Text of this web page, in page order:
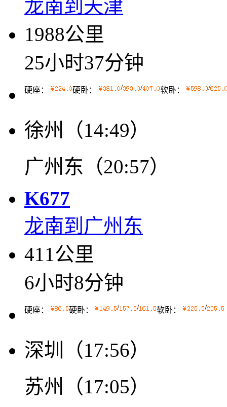
龙南到天津
1988公里
25小时37分钟
硬座： 硬卧： / / 软卧： /
徐州（14:49）
广州东（20:57）
K677
龙南到广州东
411公里
6小时8分钟
硬座： 硬卧： / / 软卧： /
深圳（17:56）
苏州（17:05）